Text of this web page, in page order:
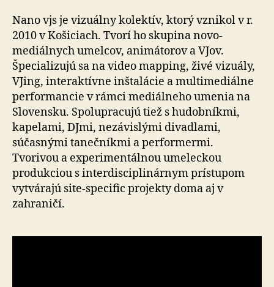
Nano vjs je vizuálny kolektív, ktorý vznikol v r.
2010 v Košiciach. Tvorí ho skupina novo-
mediálnych umelcov, animátorov a VJov.
Špecializujú sa na video mapping, živé vizuály,
VJing, interaktívne inštalácie a multimediálne
performancie v rámci mediálneho umenia na
Slovensku. Spolupracujú tiež s hudobníkmi,
kapelami, DJmi, nezávislými divadlami,
súčasnými tanečníkmi a performermi.
Tvorivou a experimentálnou umeleckou
produkciou s interdisciplinárnym prístupom
vytvárajú site-specific projekty doma aj v
zahraničí.